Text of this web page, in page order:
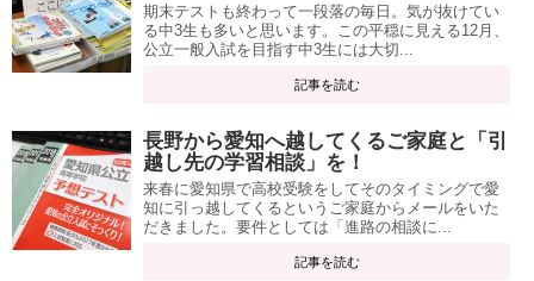
期末テストも終わって一段落の毎日。気が抜けてい
る中3生も多いと思います。この平穏に見える12月、
公立一般入試を目指す中3生には大切...
記事を読む
長野から愛知へ越してくるご家庭と「引
越し先の学習相談」を！
来春に愛知県で高校受験をしてそのタイミングで愛
知に引っ越してくるというご家庭からメールをいた
だきました。要件としては「進路の相談に...
記事を読む